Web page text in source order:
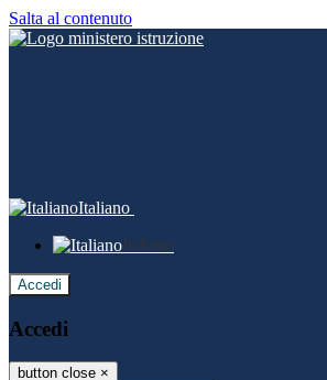
Salta al contenuto
Italiano
Italiano
Accedi
Accedi
button close ×